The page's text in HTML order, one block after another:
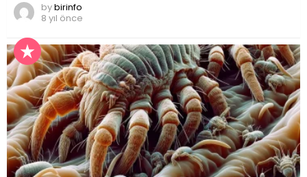
bybirinfo
8 yıl önce